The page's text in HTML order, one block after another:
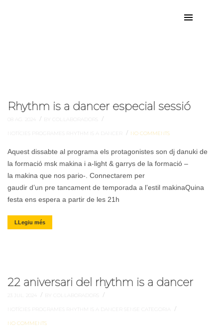
Rhythm is a dancer especial sessió
08 AG. 2024 / BY COL·LABORADORS /
NOTÍCIES PROGRAMES RHYTHM IS A DANCER / NO COMMENTS
Aquest dissabte al programa els protagonistes son dj danuki de
la formació msk makina i a-light & garrys de la formació –
la makina que nos pario-. Connectarem per
gaudir d’un pre tancament de temporada a l’estil makinaQuina
festa ens espera a partir de les 21h
LLegiu més
22 aniversari del rhythm is a dancer
23 JUL. 2024 / BY COL·LABORADORS /
NOTÍCIES PROGRAMES RHYTHM IS A DANCER SENSE CATEGORIA /
NO COMMENTS